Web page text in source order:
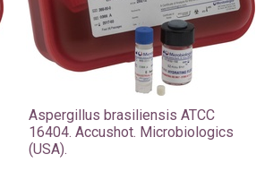
Aspergillus brasiliensis ATCC
16404. Accushot. Microbiologics
(USA).